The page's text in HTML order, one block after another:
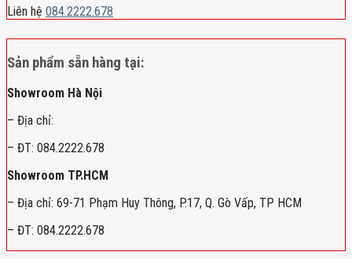
Liên hệ 084.2222.678
Sản phẩm sẵn hàng tại:
Showroom Hà Nội
– Địa chỉ:
– ĐT: 084.2222.678
Showroom TP.HCM
– Địa chỉ: 69-71 Phạm Huy Thông, P.17, Q. Gò Vấp, TP HCM
– ĐT: 084.2222.678